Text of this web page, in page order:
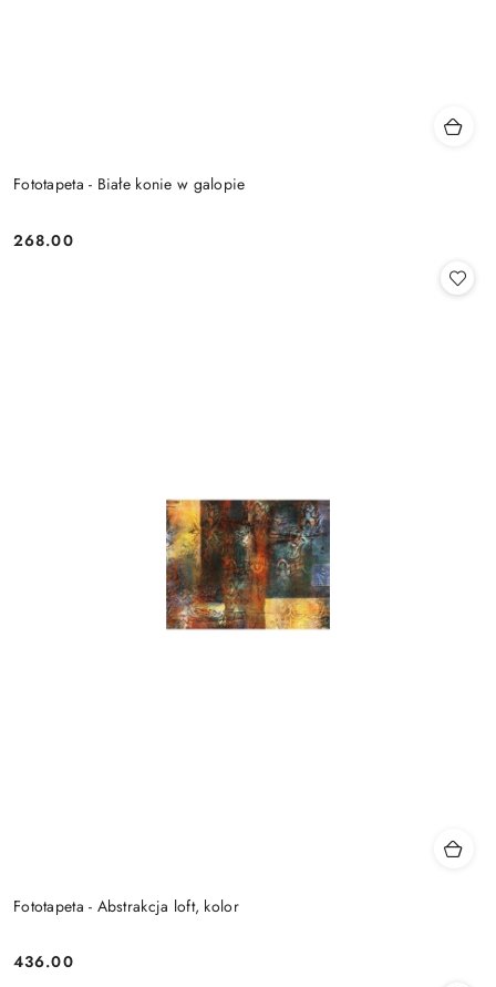
Fototapeta - Białe konie w galopie
Cena:
268.00
Fototapeta - Abstrakcja loft, kolor
Cena:
436.00